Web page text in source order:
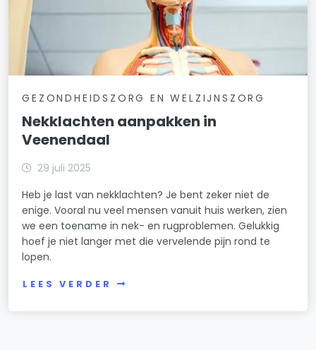
GEZONDHEIDSZORG EN WELZIJNSZORG
Nekklachten aanpakken in
Veenendaal
29 juli 2025
Heb je last van nekklachten? Je bent zeker niet de
enige. Vooral nu veel mensen vanuit huis werken, zien
we een toename in nek- en rugproblemen. Gelukkig
hoef je niet langer met die vervelende pijn rond te
lopen.
LEES VERDER